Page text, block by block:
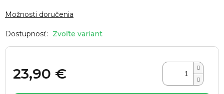
Zvoľte variant
Možnosti doručenia
23,90 €